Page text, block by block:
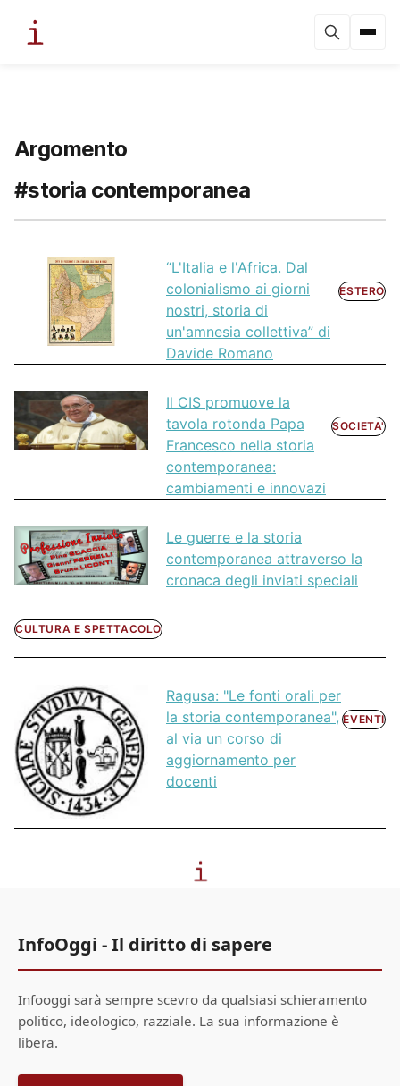
Argomento
#storia contemporanea
“L'Italia e l'Africa. Dal
colonialismo ai giorni
nostri, storia di
un'amnesia collettiva” di
Davide Romano
ESTERO
Il CIS promuove la
tavola rotonda Papa
Francesco nella storia
contemporanea:
cambiamenti e innovazi
SOCIETA'
Le guerre e la storia
contemporanea attraverso la
cronaca degli inviati speciali
CULTURA E SPETTACOLO
Ragusa: "Le fonti orali per
la storia contemporanea",
al via un corso di
aggiornamento per
docenti
EVENTI
InfoOggi - Il diritto di sapere
Infooggi sarà sempre scevro da qualsiasi schieramento
politico, ideologico, razziale. La sua informazione è
libera.